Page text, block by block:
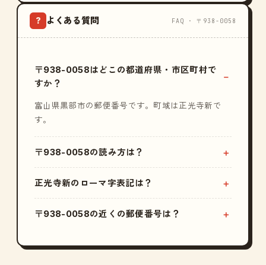
? よくある質問 FAQ · 〒938-0058
〒938-0058はどこの都道府県・市区町村で
すか？
富山県黒部市の郵便番号です。町域は正光寺新で
す。
〒938-0058の読み方は？
正光寺新のローマ字表記は？
〒938-0058の近くの郵便番号は？